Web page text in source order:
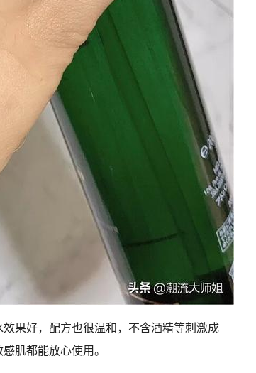
果好，配方也很温和，不含酒精等刺激成
肌都能放心使用。